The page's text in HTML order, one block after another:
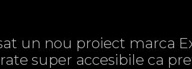
un nou proiect marca
super accesibile ca